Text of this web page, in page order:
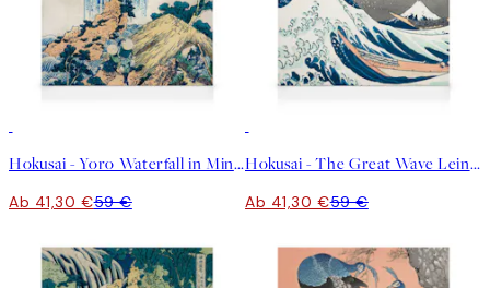
Hokusai - Yoro Waterfall in Mino Province Leinwandbild
Ab 41,30 €59 €
Hokusai - The Great Wave Leinwandbild
Ab 41,30 €59 €